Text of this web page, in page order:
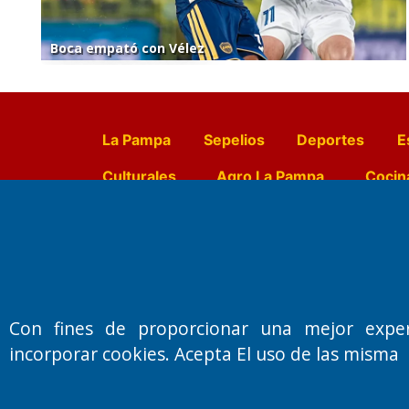
Boca empató con Vélez
La Pampa Sepelios Deportes
Culturales
Agro La Pampa
Doctor Antonio
Primera edición: Domingo 3 de
Miembro de ADIRA,ADEPA y CPPAL
Con fines de proporcionar una mejor
incorporar cookies. Acepta El uso de las misma